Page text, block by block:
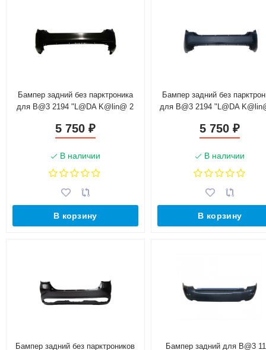
Бампер задний без парктроника
для B@3 2194 "L@DA K@lin@ 2
02)
5 750 ₽
В наличии
В корзину
Бампер задний без
для B@3 2194 "L@DA
5 750₽
В наличии
В корзину
Бампер задний без парктроников
Бампер задний для B@3